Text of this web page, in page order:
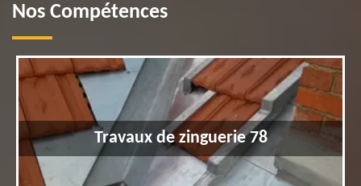
Nos Compétences
Travaux de zinguerie 78